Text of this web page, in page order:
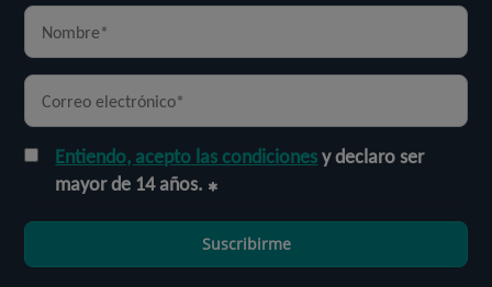
Entiendo, acepto las condicionesy declaro ser
mayor de 14 años.
Suscribirme